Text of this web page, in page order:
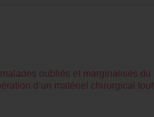
oubliés et marginalisés du
d’un matériel chirurgical tout